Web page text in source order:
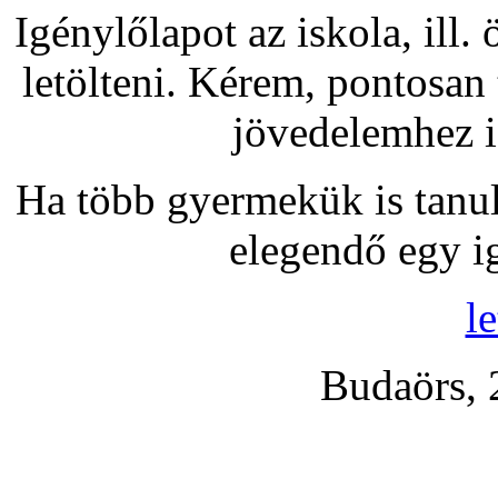
Igénylőlapot az iskola, ill.
letölteni. Kérem,
jövedelemhez
Ha több gyermekük is
elegendő egy
Budaörs,